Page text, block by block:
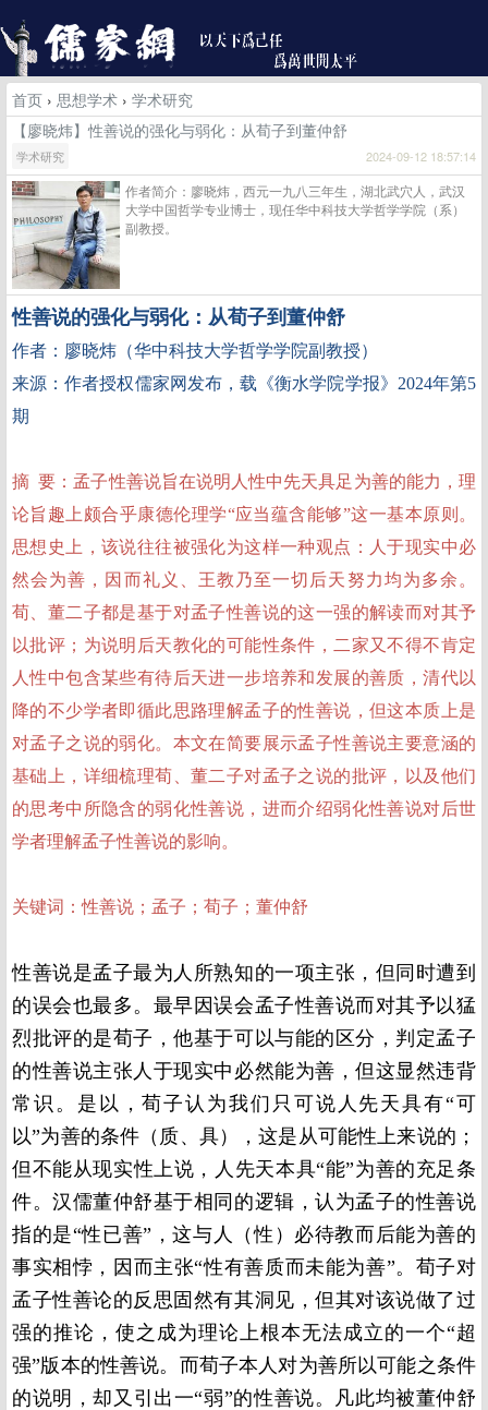
首页 › 思想学术 › 学术研究
【廖晓炜】性善说的强化与弱化：从荀子到董仲舒
学术研究 2024-09-12 18:57:14
作者简介：廖晓炜，西元一九八三年生，湖北武穴人，武汉
大学中国哲学专业博士，现任华中科技大学哲学学院（系）
副教授。
性善说的强化与弱化：从荀子到董仲舒
作者：廖晓炜（华中科技大学哲学学院副教授）
来源：作者授权儒家网发布，载《衡水学院学报》 2024年第5
期
摘 要：孟子性善说旨在说明人性中先天具足为善的能力，理
论旨趣上颇合乎康德伦理学“应当蕴含能够”这一基本原则。
思想史上，该说往往被强化为这样一种观点：人于现实中必
然会为善，因而礼义、王教乃至一切后天努力均为多余。
荀、董二子都是基于对孟子性善说的这一强的解读而对其予
以批评；为说明后天教化的可能性条件，二家又不得不肯定
人性中包含某些有待后天进一步培养和发展的善质，清代以
降的不少学者即循此思路理解孟子的性善说，但这本质上是
对孟子之说的弱化。本文在简要展示孟子性善说主要意涵的
基础上，详细梳理荀、董二子对孟子之说的批评，以及他们
的思考中所隐含的弱化性善说，进而介绍弱化性善说对后世
学者理解孟子性善说的影响。
关键词：性善说；孟子；荀子；董仲舒
性善说是孟子最为人所熟知的一项主张，但同时遭到
的误会也最多。最早因误会孟子性善说而对其予以猛
烈批评的是荀子，他基于可以与能的区分，判定孟子
的性善说主张人于现实中必然能为善，但这显然违背
常识。是以，荀子认为我们只可说人先天具有“可
以”为善的条件（质、具），这是从可能性上来说的；
但不能从现实性上说，人先天本具“能”为善的充足条
件。汉儒董仲舒基于相同的逻辑，认为孟子的性善说
指的是“性已善”，这与人（性）必待教而后能为善的
事实相悖，因而主张“性有善质而未能为善”。荀子对
孟子性善论的反思固然有其洞见，但其对该说做了过
强的推论，使之成为理论上根本无法成立的一个“超
强”版本的性善说。而荀子本人对为善所以可能之条件
的说明，却又引出一“弱”的性善说。凡此均被董仲舒